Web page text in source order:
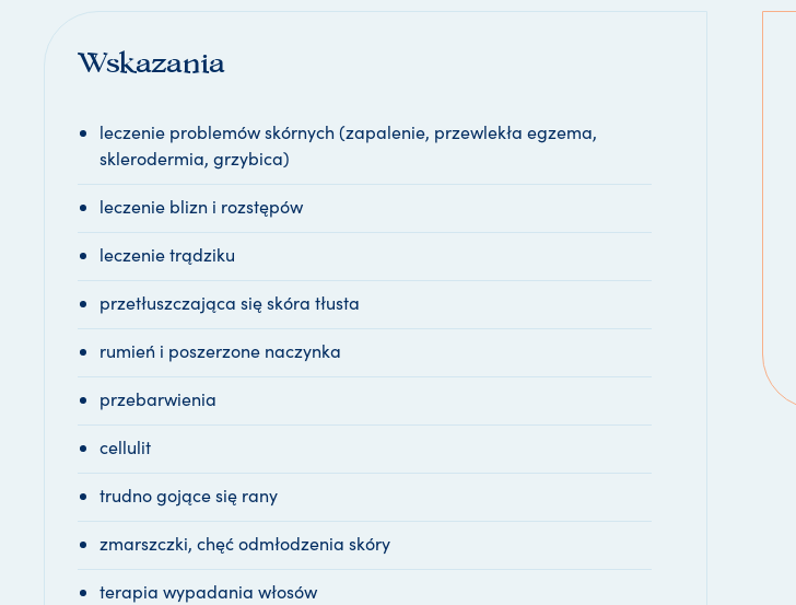
Wskazania
leczenie problemów skórnych (zapalenie, przewlekła egzema,
sklerodermia, grzybica)
leczenie blizn i rozstępów
leczenie trądziku
przetłuszczająca się skóra tłusta
rumień i poszerzone naczynka
przebarwienia
cellulit
trudno gojące się rany
zmarszczki, chęć odmłodzenia skóry
terapia wypadania włosów